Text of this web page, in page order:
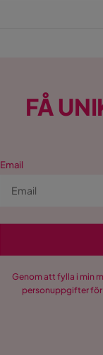
FÅ
Email
Genom att fylla i min
personuppgifter för